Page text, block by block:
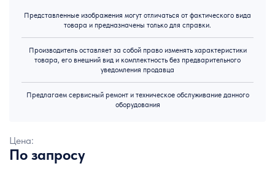
Представленные изображения могут отличаться от фактического вида
товара и предназначены только для справки.
Производитель оставляет за собой право изменять характеристики
товара, его внешний вид и комплектность без предварительного
уведомления продавца
Предлагаем сервисный ремонт и техническое обслуживание данного
оборудования
Цена:
По запросу